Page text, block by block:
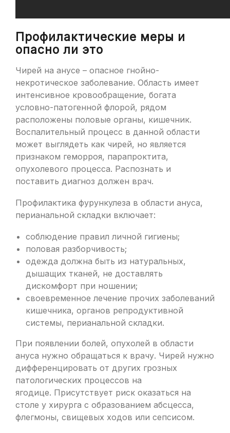
Профилактические меры и
опасно ли это
Чирей на анусе – опасное гнойно-
некротическое заболевание. Область имеет
интенсивное кровообращение, богата
условно-патогенной флорой, рядом
расположены половые органы, кишечник.
Воспалительный процесс в данной области
может выглядеть как чирей, но является
признаком геморроя, парапроктита,
опухолевого процесса. Распознать и
поставить диагноз должен врач.
Профилактика фурункулеза в области ануса,
перианальной складки включает:
соблюдение правил личной гигиены;
половая разборчивость;
одежда должна быть из натуральных,
дышащих тканей, не доставлять
дискомфорт при ношении;
своевременное лечение прочих заболеваний
кишечника, органов репродуктивной
системы, перианальной складки.
При появлении болей, опухолей в области
ануса нужно обращаться к врачу. Чирей нужно
дифференцировать от других грозных
патологических процессов на
ягодице. Присутствует риск оказаться на
столе у хирурга с образованием абсцесса,
флегмоны, свищевых ходов или сепсисом.